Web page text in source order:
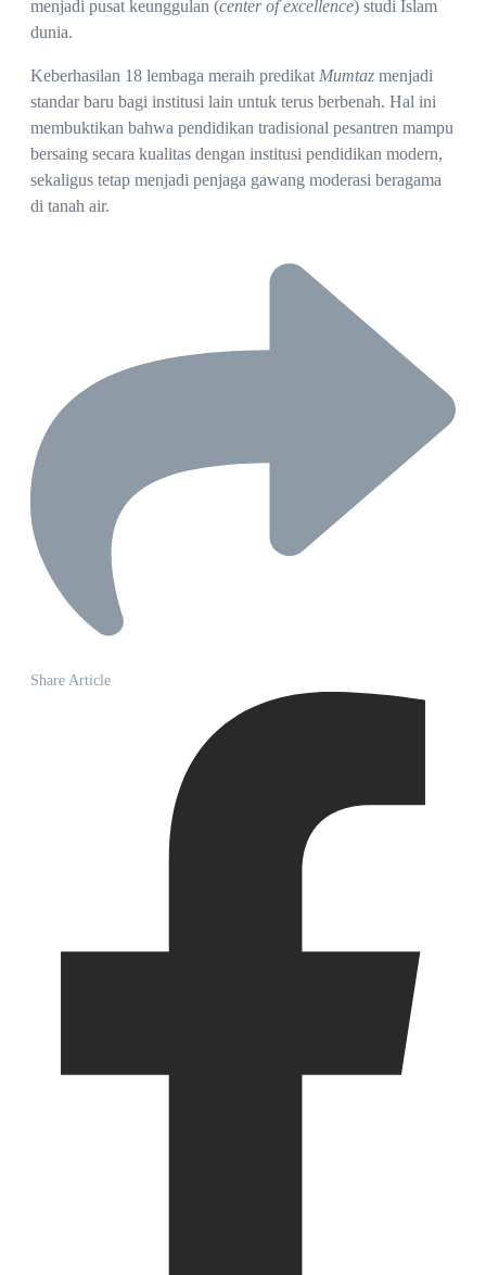
menjadi pusat keunggulan (center of excellence) studi Islam
dunia.
Keberhasilan 18 lembaga meraih predikat Mumtaz menjadi
standar baru bagi institusi lain untuk terus berbenah. Hal ini
membuktikan bahwa pendidikan tradisional pesantren mampu
bersaing secara kualitas dengan institusi pendidikan modern,
sekaligus tetap menjadi penjaga gawang moderasi beragama
di tanah air.
Share Article